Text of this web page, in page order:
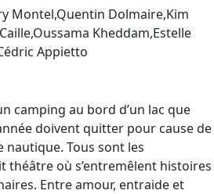
Montel,Quentin Dolmaire,Kim
Kheddam,Estelle
Appietto
camping au bord d’un lac que
doivent quitter pour cause de
Tous sont les
théâtre où s’entremêlent histoires
Entre amour, entraide et